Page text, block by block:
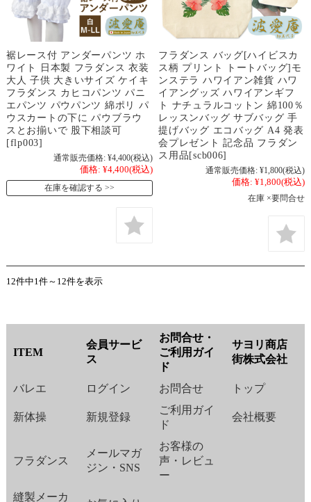
裾レース付 アンダーパンツ ホ
ワイト 日本製 フラダンス 衣装
大人 子供 大きいサイズ ケイキ
フラダンス カヒコパンツ パニ
エパンツ パウパンツ 綿ポリ パ
ウスカートの下に パウブラウ
スとお揃いで 股下相談可
[flp003]
通常販売価格: ¥4,400(税込)
価格: ¥4,400(税込)
在庫を確認する
フラダンス バッグ[ハイビスカ
ス柄 プリント トートバッグ]モ
ンステラ ハワイアン雑貨 ハワ
イアングッズ ハワイアンギフ
ト ナチュラルコットン 綿100％
レッスンバッグ サブバッグ 手
提げバッグ エコバッグ A4 発表
会プレゼント 記念品 フラダン
ス用品[scb006]
通常販売価格: ¥1,800(税込)
価格: ¥1,800(税込)
在庫 ×要問合せ
12件中1件～12件を表示
ITEM
会員サービ
ス
お問合せ・
ご利用ガイ
ド
サヨリ商店
街株式会社
バレエ ログイン お問合せ トップ
新体操 新規登録
ご利用ガイ
ド
会社概要
フラダンス
メールマガ
ジン・SNS
お客様の
声・レビュ
ー
縫製メーカ